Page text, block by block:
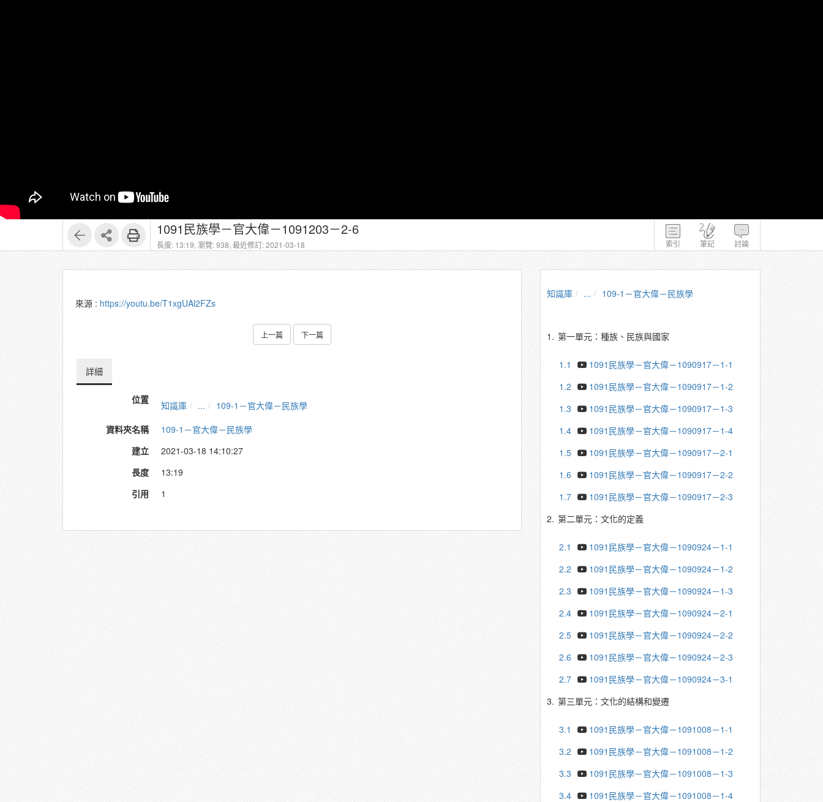
索引 筆記 討論
1091民族學－官大偉－1091203－2-6
長度: 13:19, 瀏覽: 938, 最近修訂: 2021-03-18
來源 : https://youtu.be/T1xgUAl2FZs
上一篇 下一篇
詳細
位置 知識庫 ...
109-1－官大偉－民族學
資料夾名稱
109-1－官大偉－民族學
建立
2021-03-18 14:10:27
長度
13:19
引用
1
知識庫 ... 109-1－官大偉－民族學
1. 第一單元：種族、民族與國家
1.1
1091民族學－官大偉－1090917－1-1
1.2
1091民族學－官大偉－1090917－1-2
1.3
1091民族學－官大偉－1090917－1-3
1.4
1091民族學－官大偉－1090917－1-4
1.5
1091民族學－官大偉－1090917－2-1
1.6
1091民族學－官大偉－1090917－2-2
1.7
1091民族學－官大偉－1090917－2-3
2. 第二單元：文化的定義
2.1
1091民族學－官大偉－1090924－1-1
2.2
1091民族學－官大偉－1090924－1-2
2.3
1091民族學－官大偉－1090924－1-3
2.4
1091民族學－官大偉－1090924－2-1
2.5
1091民族學－官大偉－1090924－2-2
2.6
1091民族學－官大偉－1090924－2-3
2.7
1091民族學－官大偉－1090924－3-1
3. 第三單元：文化的結構和變遷
3.1
1091民族學－官大偉－1091008－1-1
3.2
1091民族學－官大偉－1091008－1-2
3.3
1091民族學－官大偉－1091008－1-3
3.4
1091民族學－官大偉－1091008－1-4